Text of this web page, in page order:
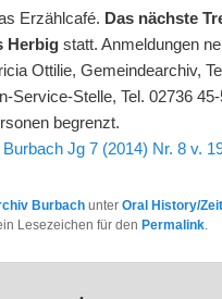
Erzählcafé. Das nächste
Herbigstatt. Anmeldungen
Ottilie, Gemeindearchiv,
Service-Stelle, Tel. 02736
begrenzt.
Jg 7 (2014) Nr. 8 v.
Burbach unterOral History/
Lesezeichen für den Permalink.